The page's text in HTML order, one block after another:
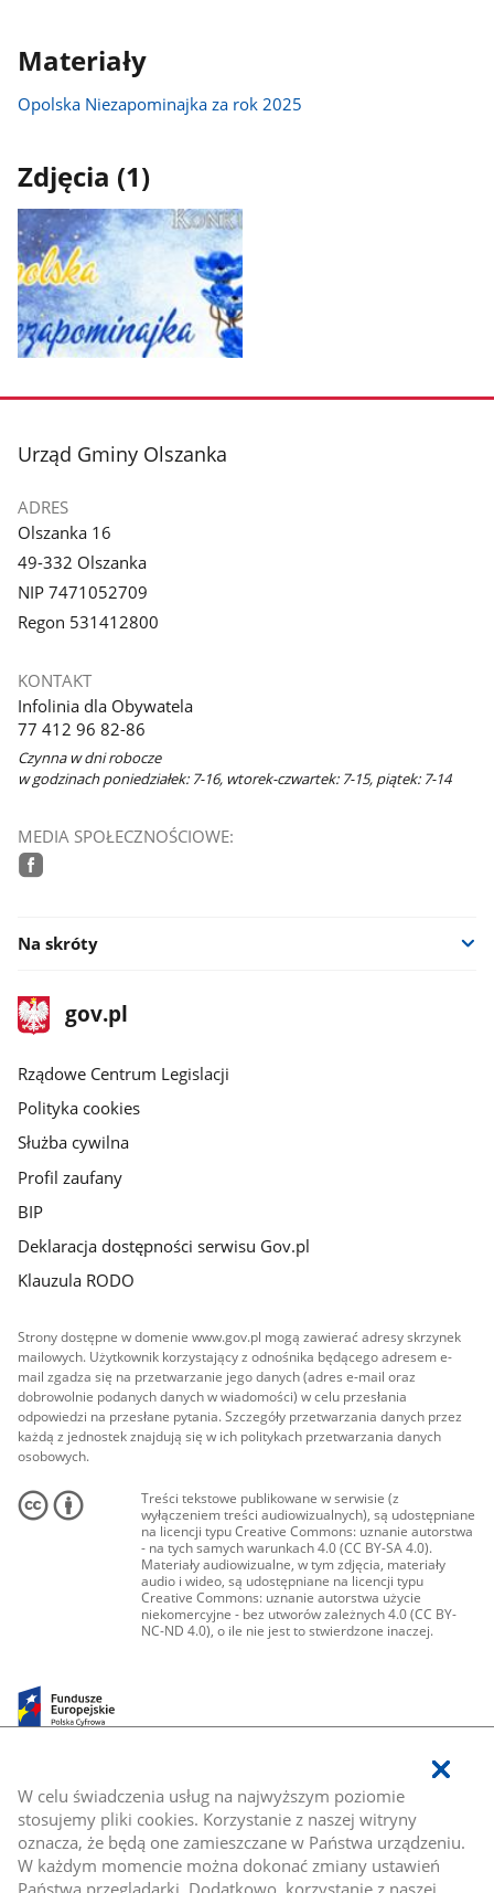
W celu świadczenia usług na najwyższym poziomie
stosujemy pliki cookies. Korzystanie z naszej witryny
oznacza, że będą one zamieszczane w Państwa urządzeniu.
W każdym momencie można dokonać zmiany ustawień
Państwa przeglądarki. Dodatkowo, korzystanie z naszej
Materiały
Opolska Niezapominajka za rok 2025
Zdjęcia (1)
zdjęcie
galerii.
stopka
Urząd Gminy Olszanka
ADRES
Olszanka 16
49-332 Olszanka
NIP 7471052709
Regon 531412800
KONTAKT
Infolinia dla Obywatela
77 412 96 82-86
Czynna w dni robocze
w godzinach poniedziałek: 7-16, wtorek-czwartek: 7-15, piątek: 7-14
MEDIA SPOŁECZNOŚCIOWE:
Na skróty
stopka
gov.plStrona
gov.pl
Rządowe Centrum Legislacji
Polityka cookies
Służba cywilna
Profil zaufany
BIP
Deklaracja dostępności serwisu Gov.pl
Klauzula RODO
Strony dostępne w domenie www.gov.pl mogą zawierać adresy skrzynek
mailowych. Użytkownik korzystający z odnośnika będącego adresem e-
mail zgadza się na przetwarzanie jego danych (adres e-mail oraz
dobrowolnie podanych danych w wiadomości) w celu przesłania
odpowiedzi na przesłane pytania. Szczegóły przetwarzania danych przez
każdą z jednostek znajdują się w ich politykach przetwarzania danych
osobowych.
Treści tekstowe publikowane w serwisie (z
wyłączeniem treści audiowizualnych), są udostępniane
na licencji typu Creative Commons: uznanie autorstwa
- na tych samych warunkach 4.0 (CC BY-SA 4.0).
Materiały audiowizualne, w tym zdjęcia, materiały
audio i wideo, są udostępniane na licencji typu
Creative Commons: uznanie autorstwa użycie
niekomercyjne - bez utworów zależnych 4.0 (CC BY-
NC-ND 4.0), o ile nie jest to stwierdzone inaczej.